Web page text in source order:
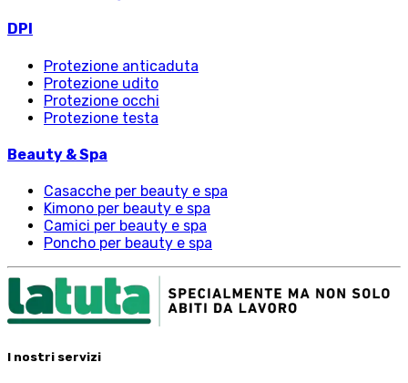
DPI
Protezione anticaduta
Protezione udito
Protezione occhi
Protezione testa
Beauty & Spa
Casacche per beauty e spa
Kimono per beauty e spa
Camici per beauty e spa
Poncho per beauty e spa
I nostri servizi